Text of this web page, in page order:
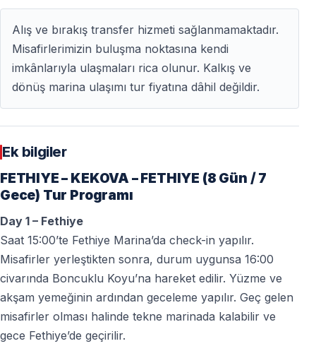
Alış ve bırakış transfer hizmeti sağlanmamaktadır.
Misafirlerimizin buluşma noktasına kendi
imkânlarıyla ulaşmaları rica olunur. Kalkış ve
dönüş marina ulaşımı tur fiyatına dâhil değildir.
Ek bilgiler
FETHIYE – KEKOVA – FETHIYE (8 Gün / 7
Gece) Tur Programı
Day 1 – Fethiye
Saat 15:00’te Fethiye Marina’da check-in yapılır.
Misafirler yerleştikten sonra, durum uygunsa 16:00
civarında Boncuklu Koyu’na hareket edilir. Yüzme ve
akşam yemeğinin ardından geceleme yapılır. Geç gelen
misafirler olması halinde tekne marinada kalabilir ve
gece Fethiye’de geçirilir.